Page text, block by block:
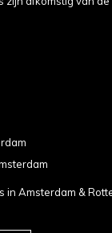
in Amsterdam &